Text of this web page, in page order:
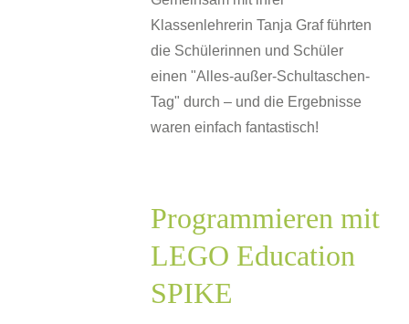
Klassenlehrerin Tanja Graf führten
die Schülerinnen und Schüler
einen "Alles-außer-Schultaschen-
Tag" durch – und die Ergebnisse
waren einfach fantastisch!
Programmieren mit
LEGO Education
SPIKE